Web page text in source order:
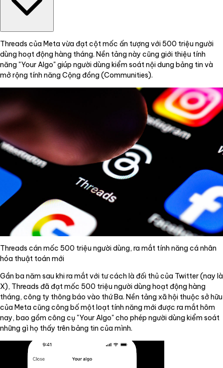
Threads của Meta vừa đạt cột mốc ấn tượng với 500 triệu người
dùng hoạt động hàng tháng. Nền tảng này cũng giới thiệu tính
năng "Your Algo" giúp người dùng kiểm soát nội dung bảng tin và
mở rộng tính năng Cộng đồng (Communities).
Threads cán mốc 500 triệu người dùng, ra mắt tính năng cá nhân
hóa thuật toán mới
Gần ba năm sau khi ra mắt với tư cách là đối thủ của Twitter (nay là
X), Threads đã đạt mốc 500 triệu người dùng hoạt động hàng
tháng, công ty thông báo vào thứ Ba. Nền tảng xã hội thuộc sở hữu
của Meta cũng công bố một loạt tính năng mới được ra mắt hôm
nay, bao gồm công cụ "Your Algo" cho phép người dùng kiểm soát
những gì họ thấy trên bảng tin của mình.